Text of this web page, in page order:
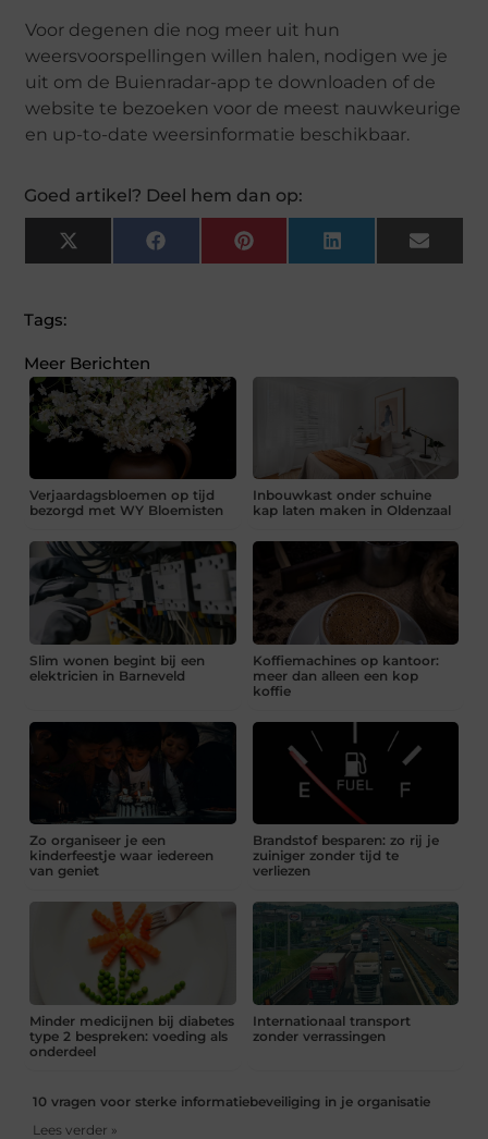
Voor degenen die nog meer uit hun
weersvoorspellingen willen halen, nodigen we je
uit om de Buienradar-app te downloaden of de
website te bezoeken voor de meest nauwkeurige
en up-to-date weersinformatie beschikbaar.
Goed artikel? Deel hem dan op:
X
(Twitter)
Facebook Pinterest LinkedIn Email
Tags:
Meer Berichten
Verjaardagsbloemen op tijd
bezorgd met WY Bloemisten
Inbouwkast onder schuine
kap laten maken in Oldenzaal
Slim wonen begint bij een
elektricien in Barneveld
Koffiemachines op kantoor:
meer dan alleen een kop
koffie
Zo organiseer je een
kinderfeestje waar iedereen
van geniet
Brandstof besparen: zo rij je
zuiniger zonder tijd te
verliezen
Minder medicijnen bij diabetes
type 2 bespreken: voeding als
onderdeel
Internationaal transport
zonder verrassingen
10 vragen voor sterke informatiebeveiliging in je organisatie
Lees verder »